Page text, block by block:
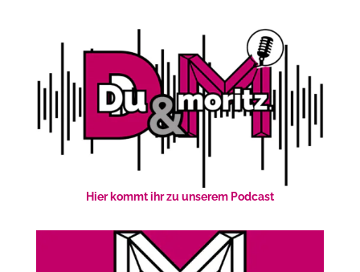
Hier kommt ihr zu unserem Podcast